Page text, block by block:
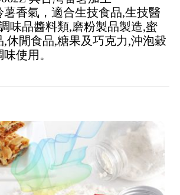
of 5
薯香氣，適合生技食品,生技醫
味品醬料類,磨粉製品製造,蜜
休閒食品,糖果及巧克力,沖泡穀
使用。